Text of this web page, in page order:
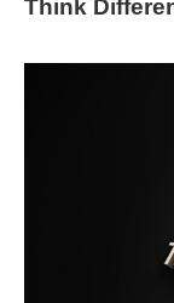
Think